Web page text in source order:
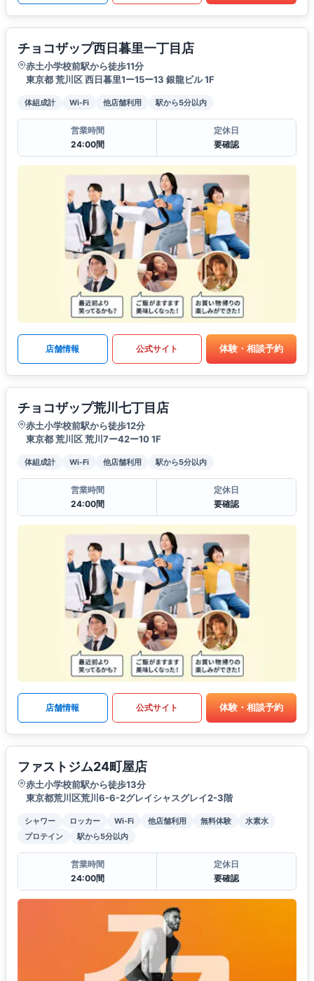
チョコザップ西日暮里一丁目店
赤土小学校前駅から徒歩11分
東京都 荒川区 西日暮里1ー15ー13 銀龍ビル 1F
体組成計 Wi-Fi 他店舗利用 駅から5分以内
営業時間
24:00間
定休日
要確認
店舗情報 公式サイト 体験・相談予約
チョコザップ荒川七丁目店
赤土小学校前駅から徒歩12分
東京都 荒川区 荒川7ー42ー10 1F
体組成計 Wi-Fi 他店舗利用 駅から5分以内
営業時間
24:00間
定休日
要確認
店舗情報 公式サイト 体験・相談予約
ファストジム24町屋店
赤土小学校前駅から徒歩13分
東京都荒川区荒川6-6-2グレイシャスグレイ2-3階
シャワー ロッカー Wi-Fi 他店舗利用 無料体験
水素水
プロテイン
駅から5分以内
営業時間
24:00間
定休日
要確認